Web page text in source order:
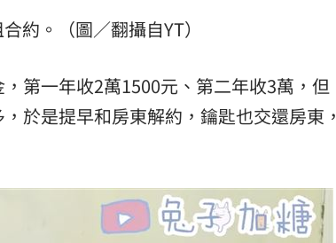
約。（圖／翻攝自YT）
第一年收2萬1500元、第二年收3萬，但
於是提早和房東解約，鑰匙也交還房東，